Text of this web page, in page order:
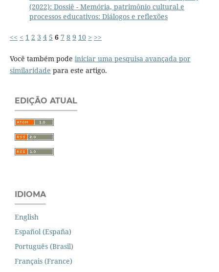
(2022): Dossiê - Memória, patrimônio cultural e
processos educativos: Diálogos e reflexões
<< < 1 2 3 4 5 6 7 8 9 10 > >>
Você também pode iniciar uma pesquisa avançada por
similaridade para este artigo.
EDIÇÃO ATUAL
IDIOMA
English
Español (España)
Português (Brasil)
Français (France)